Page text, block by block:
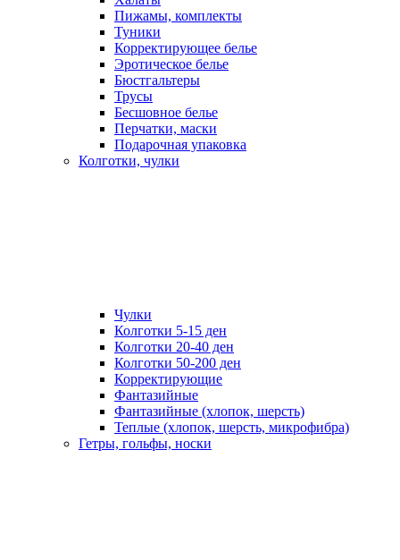
Пижамы, комплекты
Туники
Корректирующее белье
Эротическое белье
Бюстгальтеры
Трусы
Бесшовное белье
Перчатки, маски
Подарочная упаковка
Колготки, чулки
Чулки
Колготки 5-15 ден
Колготки 20-40 ден
Колготки 50-200 ден
Корректирующие
Фантазийные
Фантазийные (хлопок, шерсть)
Теплые (хлопок, шерсть, микрофибра)
Гетры, гольфы, носки